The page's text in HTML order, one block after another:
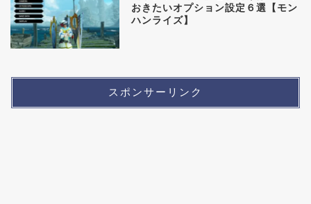
おきたいオプション設定６選【モン
ハンライズ】
スポンサーリンク